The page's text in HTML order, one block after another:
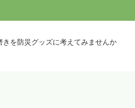
を防災グッズに考えてみませんか